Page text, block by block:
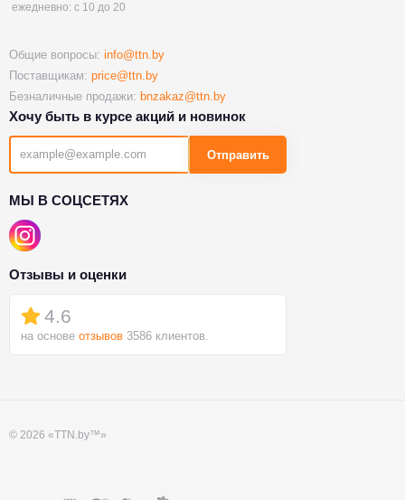
ежедневно: с 10 до 20
Общие вопросы: info@ttn.by
Поставщикам: price@ttn.by
Безналичные продажи: bnzakaz@ttn.by
Хочу быть в курсе акций и новинок
Отправить
МЫ В СОЦСЕТЯХ
Отзывы и оценки
4.6
на основе отзывов 3586 клиентов.
© 2026 «TTN.by™»